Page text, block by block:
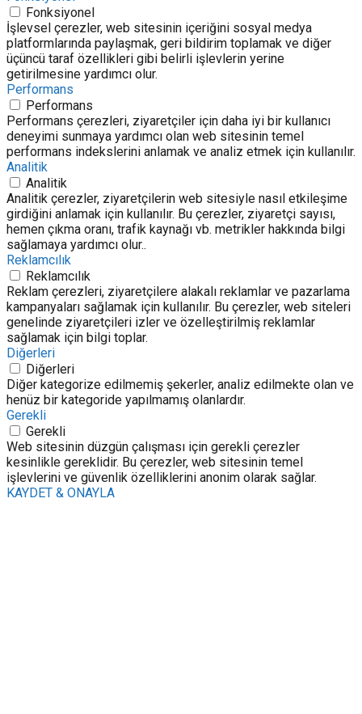
Fonksiyonel
İşlevsel çerezler, web sitesinin içeriğini sosyal medya
platformlarında paylaşmak, geri bildirim toplamak ve diğer
üçüncü taraf özellikleri gibi belirli işlevlerin yerine
getirilmesine yardımcı olur.
Performans
Performans
Performans çerezleri, ziyaretçiler için daha iyi bir kullanıcı
deneyimi sunmaya yardımcı olan web sitesinin temel
performans indekslerini anlamak ve analiz etmek için kullanılır.
Analitik
Analitik
Analitik çerezler, ziyaretçilerin web sitesiyle nasıl etkileşime
girdiğini anlamak için kullanılır. Bu çerezler, ziyaretçi sayısı,
hemen çıkma oranı, trafik kaynağı vb. metrikler hakkında bilgi
sağlamaya yardımcı olur..
Reklamcılık
Reklamcılık
Reklam çerezleri, ziyaretçilere alakalı reklamlar ve pazarlama
kampanyaları sağlamak için kullanılır. Bu çerezler, web siteleri
genelinde ziyaretçileri izler ve özelleştirilmiş reklamlar
sağlamak için bilgi toplar.
Diğerleri
Diğerleri
Diğer kategorize edilmemiş şekerler, analiz edilmekte olan ve
henüz bir kategoride yapılmamış olanlardır.
Gerekli
Gerekli
Web sitesinin düzgün çalışması için gerekli çerezler
kesinlikle gereklidir. Bu çerezler, web sitesinin temel
işlevlerini ve güvenlik özelliklerini anonim olarak sağlar.
KAYDET & ONAYLA